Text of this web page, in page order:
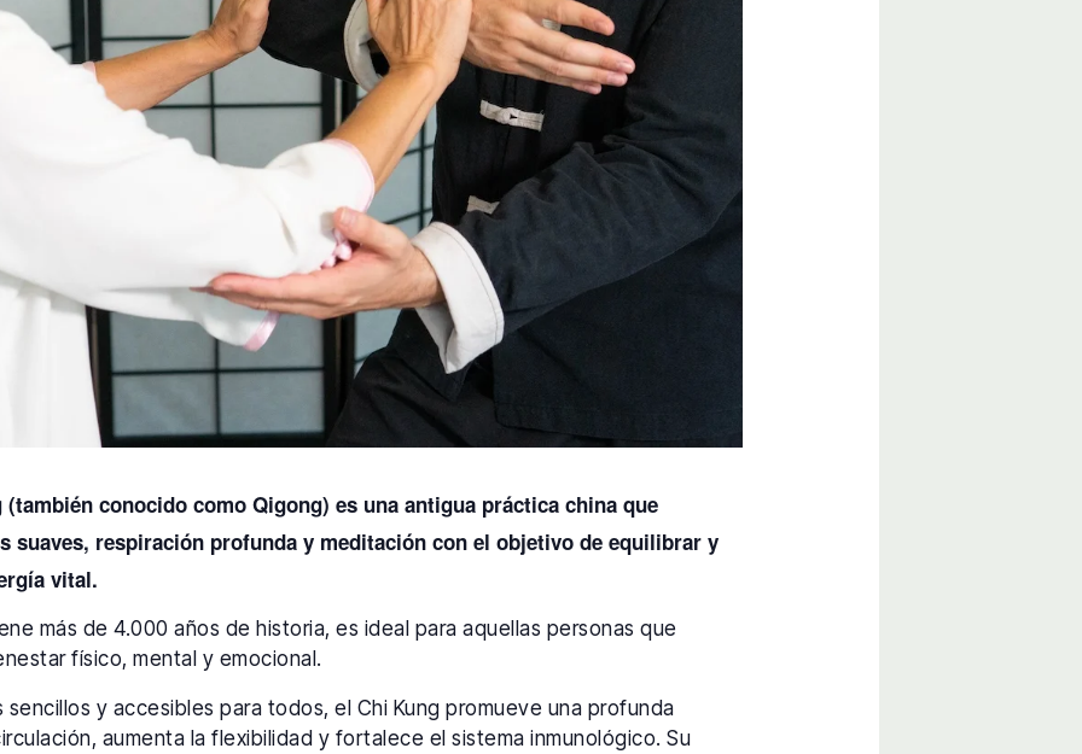
(también conocido como Qigong) es una antigua práctica china que
suaves, respiración profunda y meditación con el objetivo de equilibrar y
vital.
más de 4.000 años de historia, es ideal para aquellas personas que
físico, mental y emocional.
y accesibles para todos, el Chi Kung promueve una profunda
aumenta la flexibilidad y fortalece el sistema inmunológico. Su